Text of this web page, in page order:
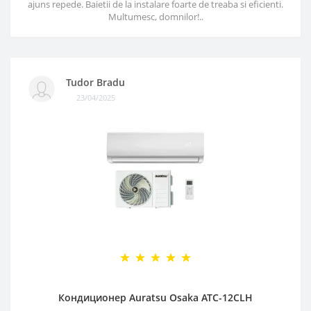
ajuns repede. Baietii de la instalare foarte de treaba si eficienti.
Multumesc, domnilor!..
Tudor Bradu
23/04/2025
Кондиционер Auratsu Osaka ATC-12CLH